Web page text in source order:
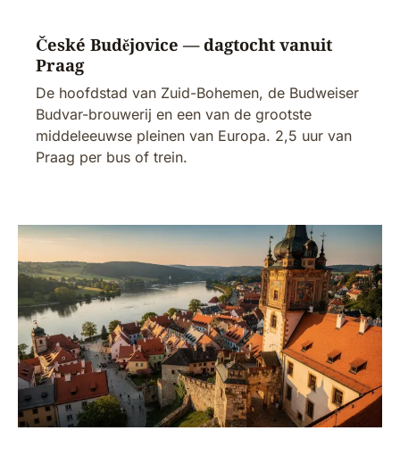
České Budějovice — dagtocht vanuit
Praag
De hoofdstad van Zuid-Bohemen, de Budweiser
Budvar-brouwerij en een van de grootste
middeleeuwse pleinen van Europa. 2,5 uur van
Praag per bus of trein.